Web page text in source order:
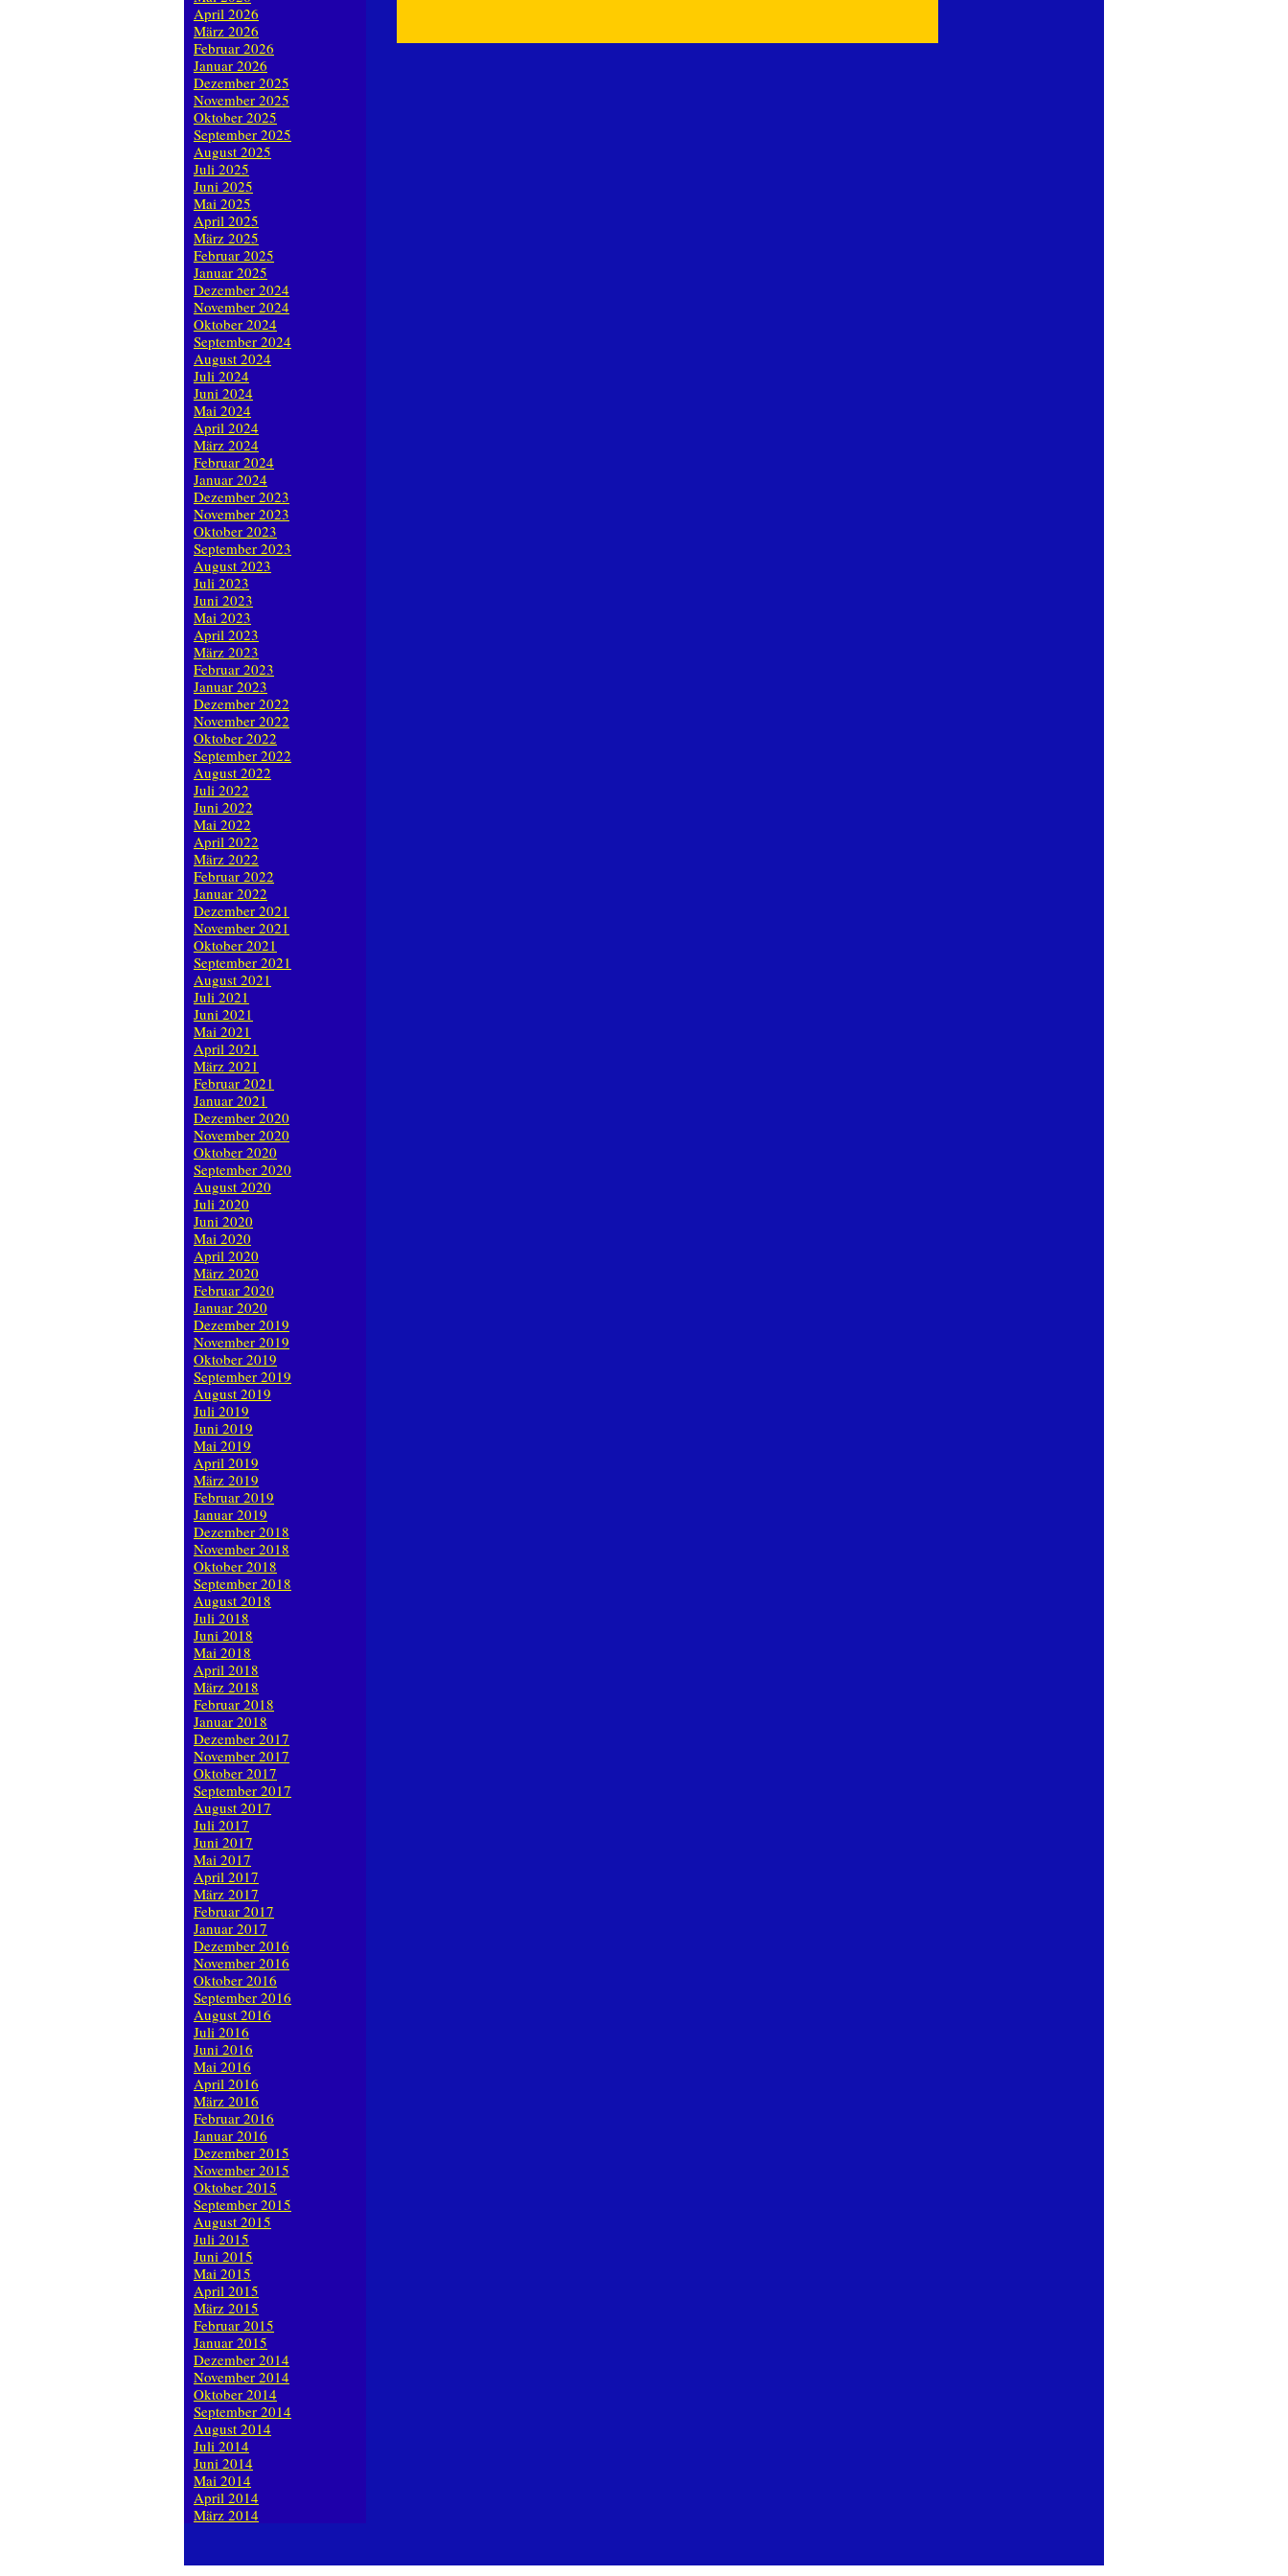
April 2026
März 2026
Februar 2026
Januar 2026
Dezember 2025
November 2025
Oktober 2025
September 2025
August 2025
Juli 2025
Juni 2025
Mai 2025
April 2025
März 2025
Februar 2025
Januar 2025
Dezember 2024
November 2024
Oktober 2024
September 2024
August 2024
Juli 2024
Juni 2024
Mai 2024
April 2024
März 2024
Februar 2024
Januar 2024
Dezember 2023
November 2023
Oktober 2023
September 2023
August 2023
Juli 2023
Juni 2023
Mai 2023
April 2023
März 2023
Februar 2023
Januar 2023
Dezember 2022
November 2022
Oktober 2022
September 2022
August 2022
Juli 2022
Juni 2022
Mai 2022
April 2022
März 2022
Februar 2022
Januar 2022
Dezember 2021
November 2021
Oktober 2021
September 2021
August 2021
Juli 2021
Juni 2021
Mai 2021
April 2021
März 2021
Februar 2021
Januar 2021
Dezember 2020
November 2020
Oktober 2020
September 2020
August 2020
Juli 2020
Juni 2020
Mai 2020
April 2020
März 2020
Februar 2020
Januar 2020
Dezember 2019
November 2019
Oktober 2019
September 2019
August 2019
Juli 2019
Juni 2019
Mai 2019
April 2019
März 2019
Februar 2019
Januar 2019
Dezember 2018
November 2018
Oktober 2018
September 2018
August 2018
Juli 2018
Juni 2018
Mai 2018
April 2018
März 2018
Februar 2018
Januar 2018
Dezember 2017
November 2017
Oktober 2017
September 2017
August 2017
Juli 2017
Juni 2017
Mai 2017
April 2017
März 2017
Februar 2017
Januar 2017
Dezember 2016
November 2016
Oktober 2016
September 2016
August 2016
Juli 2016
Juni 2016
Mai 2016
April 2016
März 2016
Februar 2016
Januar 2016
Dezember 2015
November 2015
Oktober 2015
September 2015
August 2015
Juli 2015
Juni 2015
Mai 2015
April 2015
März 2015
Februar 2015
Januar 2015
Dezember 2014
November 2014
Oktober 2014
September 2014
August 2014
Juli 2014
Juni 2014
Mai 2014
April 2014
März 2014